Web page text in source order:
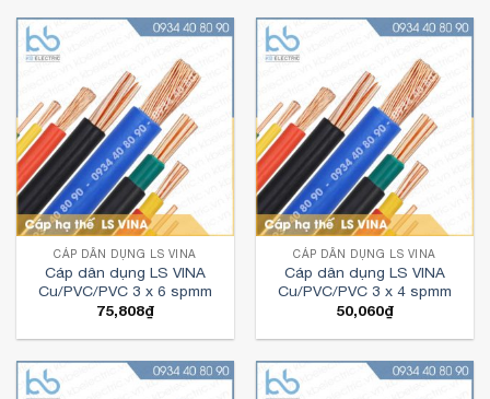
CÁP DÂN DỤNG LS VINA
Cáp dân dụng LS VINA
Cu/PVC/PVC 3 x 6 spmm
75,808₫
CÁP DÂN DỤNG LS VINA
Cáp dân dụng LS VINA
Cu/PVC/PVC 3 x 4 spmm
50,060₫